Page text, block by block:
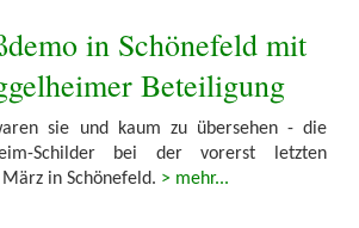
in Schönefeld mit
Beteiligung
sie und kaum zu übersehen - die
Schilder bei der vorerst letzten
in Schönefeld. > mehr...